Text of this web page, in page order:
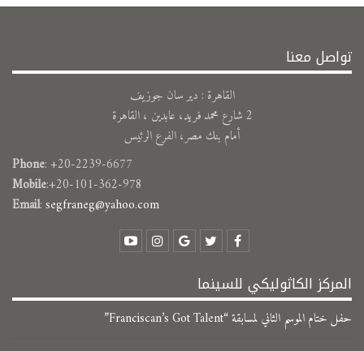
تواصل معنا
القاهرة : دير سان جوزيف
2 شارع محمد فريد، عابدين ، القاهرة
أمام بنك مصر، الفرع الرئيس
Phone: +20-2239-6677
Mobile:+20-101-362-978
Email:segfraneg@yahoo.com
المركز الكاثوليكي للسينما
حفل ختام الموسم الثاني لمسابقة “Franciscan’s Got Talent”